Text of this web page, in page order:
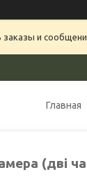
и
Главная
(дві